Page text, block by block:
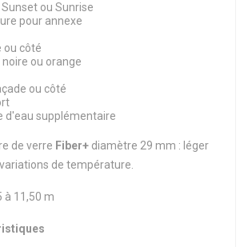
ou Sunrise
pour annexe
ou côté
ou orange
ou côté
d'eau supplémentaire
de verre Fiber+ diamètre 29 mm : léger
de température.
à 11,50 m